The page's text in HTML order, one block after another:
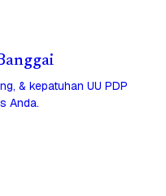
& kepatuhan UU PDP
Anda.